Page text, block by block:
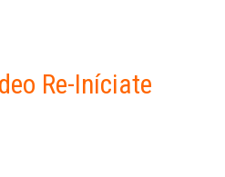
Re-Iníciate